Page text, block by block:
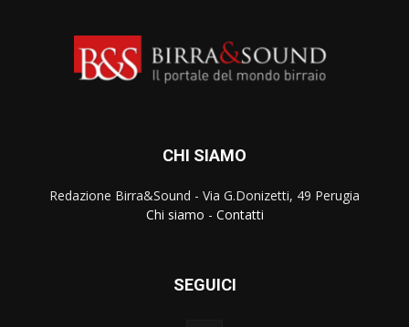
CHI SIAMO
Redazione Birra&Sound - Via G.Donizetti, 49 Perugia
Chi siamo - Contatti
SEGUICI